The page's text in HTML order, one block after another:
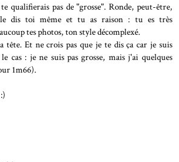
qualifierais pas de "grosse". Ronde, peut-être,
dis toi même et tu as raison : tu es très
tes photos, ton style décomplexé.
tête. Et ne crois pas que je te dis ça car je suis
cas : je ne suis pas grosse, mais j'ai quelques
1m66).